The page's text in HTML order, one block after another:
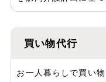
買い物代行
お一人暮らしで買い